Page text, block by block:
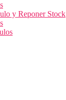
y Reponer Stock